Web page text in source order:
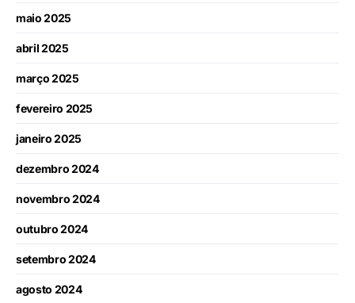
maio 2025
abril 2025
março 2025
fevereiro 2025
janeiro 2025
dezembro 2024
novembro 2024
outubro 2024
setembro 2024
agosto 2024